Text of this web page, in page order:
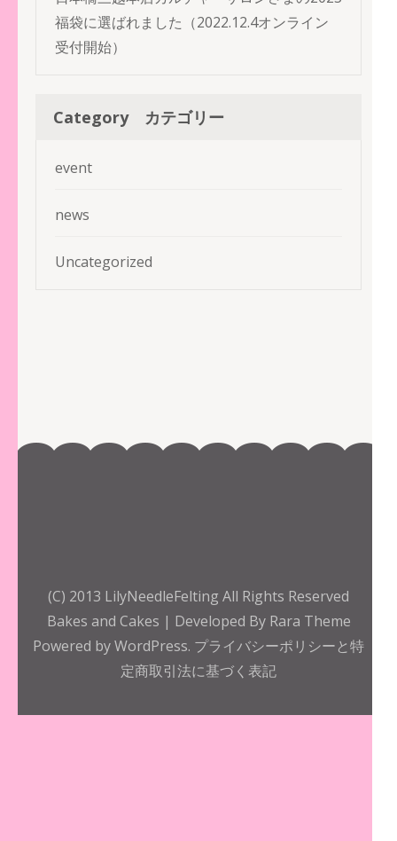
福袋に選ばれました（2022.12.4オンライン
受付開始）
Category カテゴリー
event
news
Uncategorized
(C) 2013 LilyNeedleFelting All Rights Reserved
Bakes and Cakes | Developed By Rara Theme
Powered byWordPress. プライバシーポリシーと特
定商取引法に基づく表記